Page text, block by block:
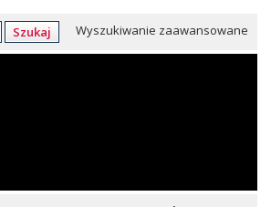
Szukaj Wyszukiwanie zaawansowane